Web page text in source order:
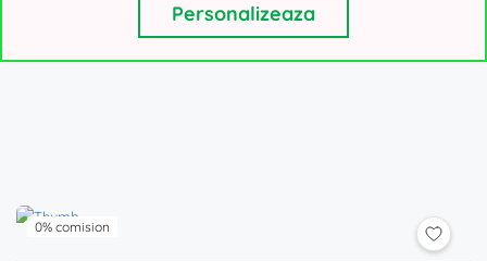
0% comision
Personalizeaza